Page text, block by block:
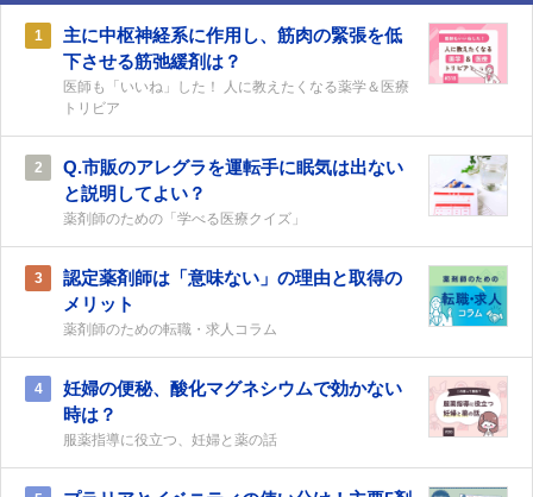
1
主に中枢神経系に作用し、筋肉の緊張を低
下させる筋弛緩剤は？
医師も「いいね」した！ 人に教えたくなる薬学＆医療
トリビア
2
Q.市販のアレグラを運転手に眠気は出ない
と説明してよい？
薬剤師のための「学べる医療クイズ」
3
認定薬剤師は「意味ない」の理由と取得の
メリット
薬剤師のための転職・求人コラム
4
妊婦の便秘、酸化マグネシウムで効かない
時は？
服薬指導に役立つ、妊婦と薬の話